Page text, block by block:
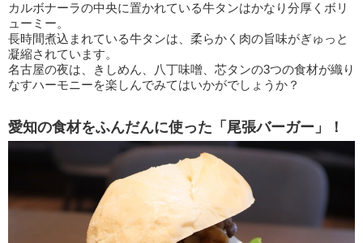
カルボナーラの中央に置かれている牛タンはかなり分厚くボリ
ューミー。
長時間煮込まれている牛タンは、柔らかく肉の旨味がぎゅっと
凝縮されています。
名古屋の夜は、きしめん、八丁味噌、芯タンの3つの食材が織り
なすハーモニーを楽しんでみてはいかがでしょうか？
愛知の食材をふんだんに使った「尾張バーガー」！